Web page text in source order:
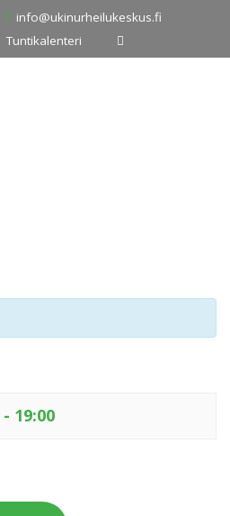
info@ukinurheilukeskus.fi
Tuntikalenteri
- 19:00